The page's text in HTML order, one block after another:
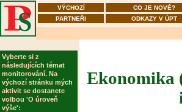
VÝCHOZÍ CO JE NOVÉ?
PARTNEŘI
ODKAZY V ÚPT
Vyberte si z
následujících témat
monitorování. Na
výchozí stránku mých
aktivit se dostanete
volbou 'O úroveň
výše':
Ekonomika